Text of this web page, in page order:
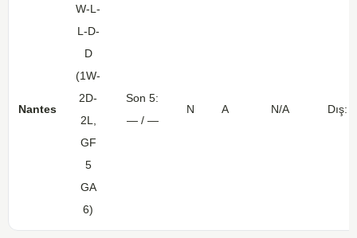
Nantes
W-L-
L-D-
D
(1W-
2D-
2L,
GF
5
GA
6)
Son 5:
— / —
N A N/A Dış: